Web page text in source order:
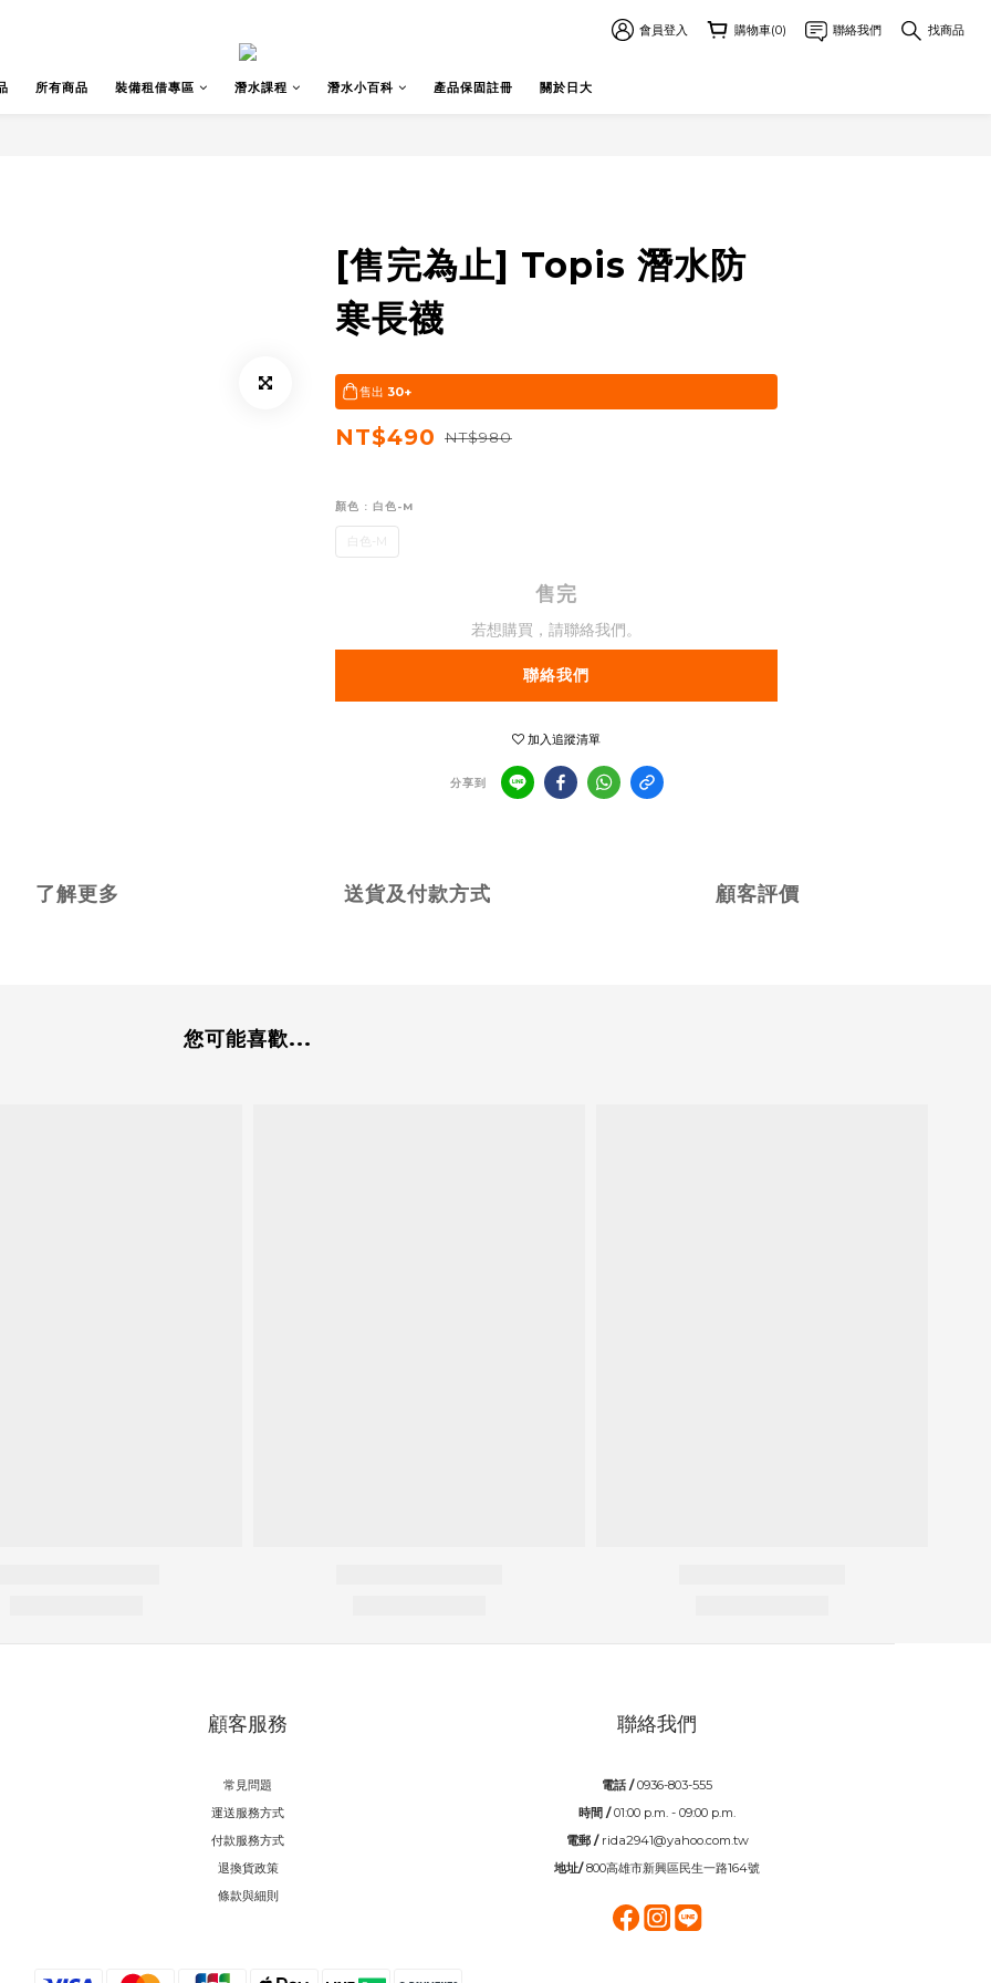
會員登入 購物車(0) 聯絡我們 找商品
所有商品 裝備租借專區 潛水課程 潛水小百科 產品保固註冊 關於日大
[售完為止] Topis 潛水防
寒長襪
售出 30+
NT$490 NT$980
顏色 : 白色-M
白色-M
售完
若想購買，請聯絡我們。
聯絡我們
加入追蹤清單
分享到
了解更多 送貨及付款方式 顧客評價
您可能喜歡...
顧客服務
常見問題
運送服務方式
付款服務方式
退換貨政策
條款與細則
聯絡我們
電話 /0936-803-555
時間 /01:00 p.m. - 09:00 p.m.
電郵 / rida2941@yahoo.com.tw
地址/800高雄市新興區民生一路164號